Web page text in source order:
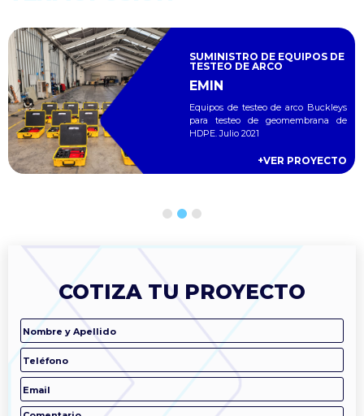
SUMINISTRO DE EQUIPOS DE
TESTEO DE ARCO
EMIN
Equipos de testeo de arco Buckleys
para testeo de geomembrana de
HDPE. Julio 2021
+VER PROYECTO
COTIZA TU PROYECTO